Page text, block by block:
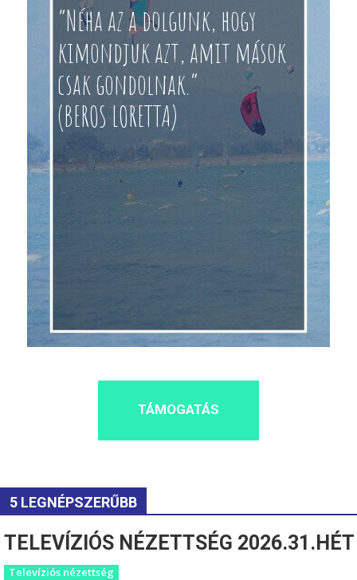
“Néha az a dolgunk, hogy
kimondjuk azt, amit mások
csak gondolnak.”
(BEROS LORETTA)
TÁMOGATÁS
5 LEGNÉPSZERŰBB
TELEVÍZIÓS NÉZETTSÉG 2026.31.HÉT
Televíziós nézettség